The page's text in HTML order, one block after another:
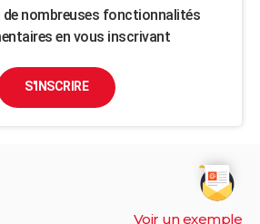
nombreuses fonctionnalités
en vous inscrivant
S'INSCRIRE
Voir un exemple